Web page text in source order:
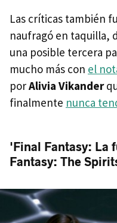
Las críticas también
naufragó en taquilla,
una posible tercera
mucho más con el
porAlivia Vikander
finalmente nunca
'Final Fantasy: La
Fantasy: The